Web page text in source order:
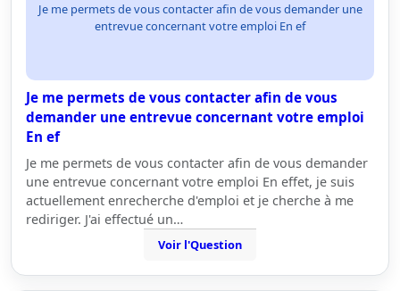
Je me permets de vous contacter afin de vous demander une
entrevue concernant votre emploi En ef
Je me permets de vous contacter afin de vous
demander une entrevue concernant votre emploi
En ef
Je me permets de vous contacter afin de vous demander
une entrevue concernant votre emploi En effet, je suis
actuellement enrecherche d'emploi et je cherche à me
rediriger. J'ai effectué un…
Voir l'Question